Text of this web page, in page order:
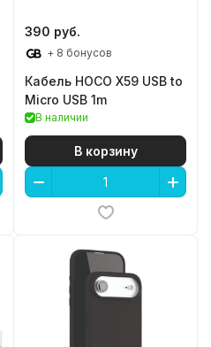
390 руб.
+ 8 бонусов
Кабель HOCO X59 USB to
Micro USB 1m
В наличии
В корзину